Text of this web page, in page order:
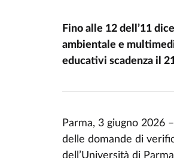
Fino alle 12 dell’11
ambientale e
educativi scadenza il
Parma, 3 giugno 2026
delle domande di
dell’Università di